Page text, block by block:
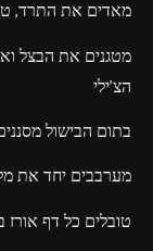
מאדים את התרד,
מטגנים את הבצל
הצ'ילי
בתום הבישול
מערבבים יחד את
טובלים כל דף